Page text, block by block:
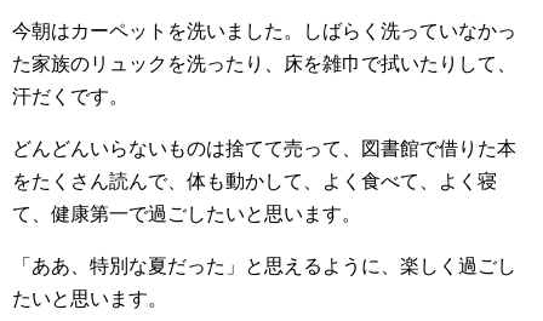
今朝はカーペットを洗いました。しばらく洗っていなかっ
た家族のリュックを洗ったり、床を雑巾で拭いたりして、
汗だくです。
どんどんいらないものは捨てて売って、図書館で借りた本
をたくさん読んで、体も動かして、よく食べて、よく寝
て、健康第一で過ごしたいと思います。
「ああ、特別な夏だった」と思えるように、楽しく過ごし
たいと思います。